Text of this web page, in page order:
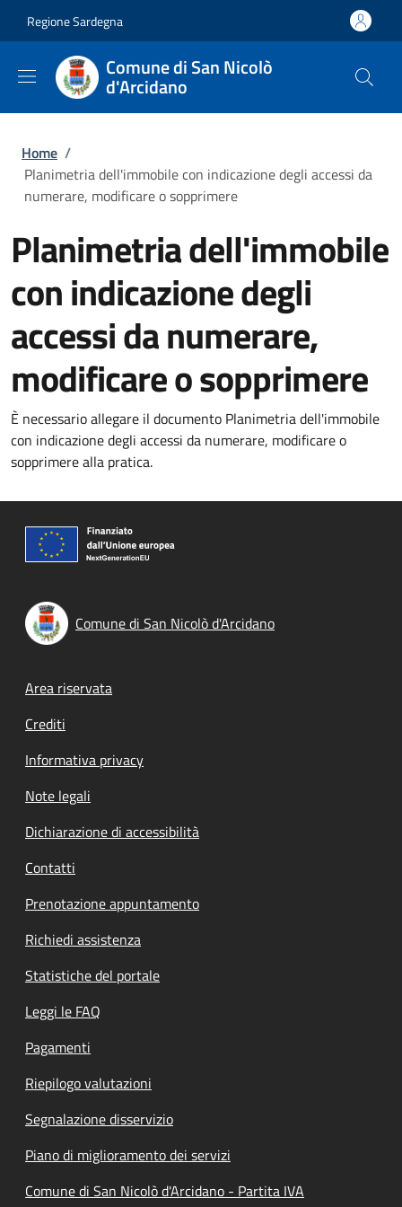
Regione Sardegna
Comune di San Nicolò
d'Arcidano
Briciole di pane
Home /
Planimetria dell'immobile con indicazione degli accessi da
numerare, modificare o sopprimere
Planimetria dell'immobile
con indicazione degli
accessi da numerare,
modificare o sopprimere
È necessario allegare il documento Planimetria dell'immobile
con indicazione degli accessi da numerare, modificare o
sopprimere alla pratica.
Comune di San Nicolò d'Arcidano
Footer menu
Area riservata
Crediti
Informativa privacy
Note legali
Dichiarazione di accessibilità
Contatti
Prenotazione appuntamento
Richiedi assistenza
Statistiche del portale
Leggi le FAQ
Pagamenti
Riepilogo valutazioni
Segnalazione disservizio
Piano di miglioramento dei servizi
Comune di San Nicolò d'Arcidano - Partita IVA